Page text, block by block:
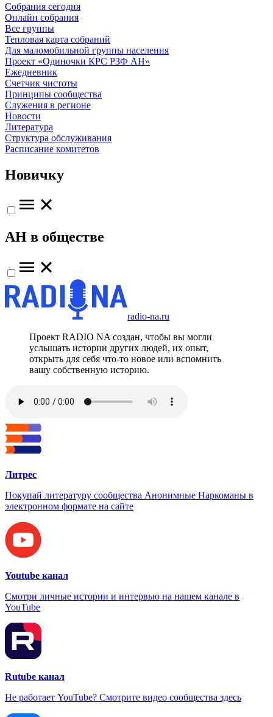
Собрания сегодня
Онлайн собрания
Все группы
Тепловая карта собраний
Для маломобильной группы населения
Проект «Одиночки КРС РЗФ АН»
Ежедневник
Счетчик чистоты
Принципы сообщества
Служения в регионе
Новости
Литература
Структура обслуживания
Расписание комитетов
Новичку
АН в обществе
radio-na.ru
Проект RADIO NA создан, чтобы вы могли
услышать истории других людей, их опыт,
открыть для себя что-то новое или вспомнить
вашу собственную историю.
Литрес
Покупай литературу сообщества Анонимные Наркоманы в
электронном формате на сайте
Youtube канал
Смотри личные истории и интервью на нашем канале в
YouTube
Rutube канал
Не работает YouTube? Смотрите видео сообщества здесь